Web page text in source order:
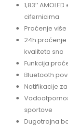
1,83’’
cifernicima
Praćenje više
24h praćenje
kvaliteta sna
Funkcija
Bluetooth
Notifikacije
sportove
Dugotrajna